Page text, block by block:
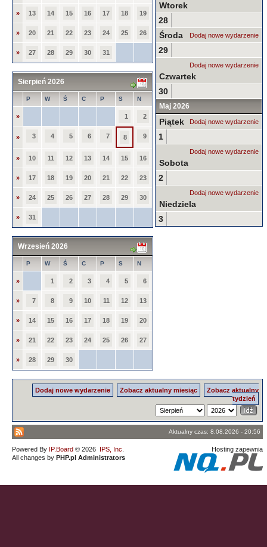
» 13 14 15 16 17 18 19
» 20 21 22 23 24 25 26
» 27 28 29 30 31
Sierpień 2026
P W Ś C P S N
» 1 2
» 3 4 5 6 7 8 9
» 10 11 12 13 14 15 16
» 17 18 19 20 21 22 23
» 24 25 26 27 28 29 30
» 31
Wrzesień 2026
P W Ś C P S N
» 1 2 3 4 5 6
» 7 8 9 10 11 12 13
» 14 15 16 17 18 19 20
» 21 22 23 24 25 26 27
» 28 29 30
Wtorek
28
Dodaj nowe wydarzenie
Środa
29
Dodaj nowe wydarzenie
Czwartek
30
Maj 2026
Dodaj nowe wydarzenie
Piątek
1
Dodaj nowe wydarzenie
Sobota
2
Dodaj nowe wydarzenie
Niedziela
3
Dodaj nowe wydarzenie Zobacz aktualny miesiąc
Zobacz aktualny
tydzień
Aktualny czas: 8.08.2026 - 20:56
Powered By IP.Board © 2026 IPS, Inc
All changes by PHP.pl Administrators
Hosting zapewnia